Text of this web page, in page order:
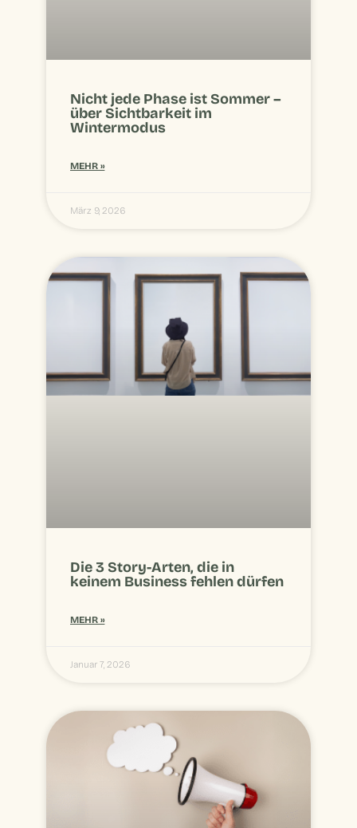
Nicht jede Phase ist Sommer –
über Sichtbarkeit im
Wintermodus
MEHR »
März 9, 2026
Die 3 Story-Arten, die in
keinem Business fehlen dürfen
MEHR »
Januar 7, 2026